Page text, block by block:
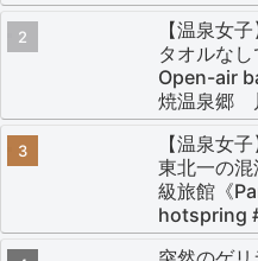
【温泉女
タオルな
Open-air
焼温泉郷
【温泉女
東北一の
級旅館《